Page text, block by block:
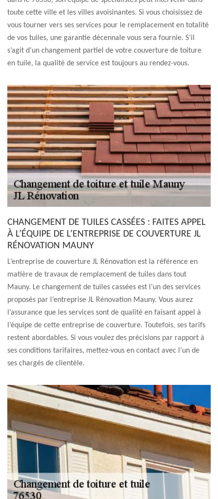
toute cette ville et les villes avoisinantes. Si vous choisissez de
vous tourner vers ses services pour le remplacement en totalité
de vos tuiles, une garantie décennale vous sera fournie. S’il
s’agit d’un changement partiel de votre couverture de toiture
en tuile, la qualité de service est toujours au rendez-vous.
CHANGEMENT DE TUILES CASSÉES : FAITES APPEL
À L’ÉQUIPE DE L’ENTREPRISE DE COUVERTURE JL
RÉNOVATION MAUNY
L’entreprise de couverture JL Rénovation est la référence en
matière de travaux de remplacement de tuiles dans tout
Mauny. Le changement de tuiles cassées est l’un des services
proposés par l’entreprise JL Rénovation Mauny. Vous aurez
l’assurance que les services sont de qualité en faisant appel à
l’équipe de cette entreprise de couverture. Toutefois, ses tarifs
restent abordables. Si vous voulez des précisions par rapport à
ses conditions tarifaires, mettez-vous en contact avec l’un de
ses chargés de clientèle.